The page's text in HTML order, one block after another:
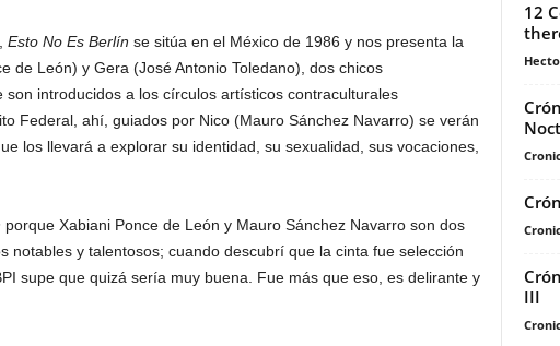
Esto No Es Berlín se sitúa en el México de 1986 y nos presenta la
de León) y Gera (José Antonio Toledano), dos chicos
introducidos a los círculos artísticos contraculturales
Federal, ahí, guiados por Nico (Mauro Sánchez Navarro) se verán
los llevará a explorar su identidad, su sexualidad, sus vocaciones,
porque Xabiani Ponce de León y Mauro Sánchez Navarro son dos
notables y talentosos; cuando descubrí que la cinta fue selección
supe que quizá sería muy buena. Fue más que eso, es delirante y
12
III